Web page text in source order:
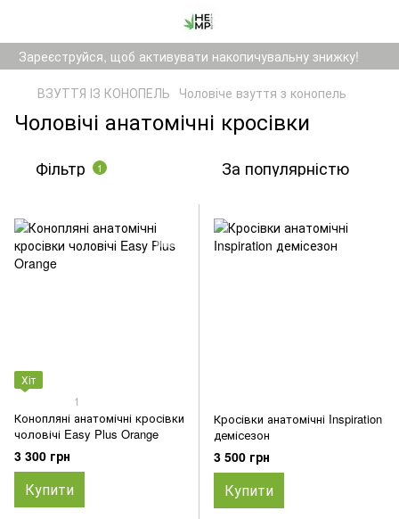
Зареєструйся, щоб активувати накопичувальну знижку!
ВЗУТТЯ ІЗ КОНОПЕЛЬ Чоловіче взуття з конопель
Чоловічі анатомічні кросівки
Фільтр 1 За популярністю
Хіт
1
Конопляні анатомічні кросівки
чоловічі Easy Plus Orange
3 300 грн
Купити
Кросівки анатомічні Inspiration
демісезон
3 500 грн
Купити